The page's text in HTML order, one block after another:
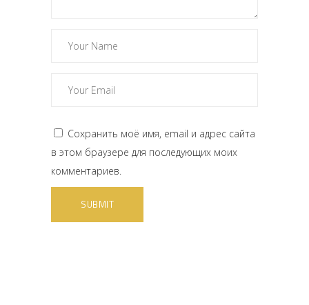
Сохранить моё имя, email и адрес сайта
в этом браузере для последующих моих
комментариев.